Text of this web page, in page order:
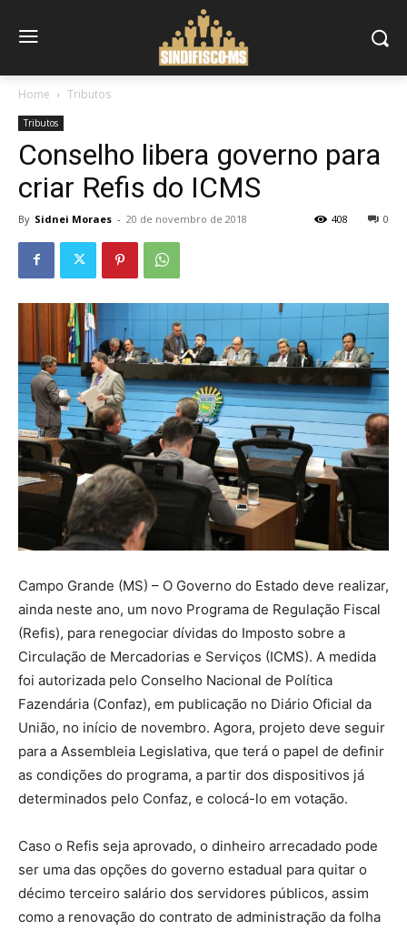
Home Tributos
Tributos
Conselho libera governo para
criar Refis do ICMS
By Sidnei Moraes - 20 de novembro de 2018 0
408
Campo Grande (MS) – O Governo do Estado deve realizar,
ainda neste ano, um novo Programa de Regulação Fiscal
(Refis), para renegociar dívidas do Imposto sobre a
Circulação de Mercadorias e Serviços (ICMS). A medida
foi autorizada pelo Conselho Nacional de Política
Fazendária (Confaz), em publicação no Diário Oficial da
União, no início de novembro. Agora, projeto deve seguir
para a Assembleia Legislativa, que terá o papel de definir
as condições do programa, a partir dos dispositivos já
determinados pelo Confaz, e colocá-lo em votação.
Caso o Refis seja aprovado, o dinheiro arrecadado pode
ser uma das opções do governo estadual para quitar o
décimo terceiro salário dos servidores públicos, assim
como a renovação do contrato de administração da folha